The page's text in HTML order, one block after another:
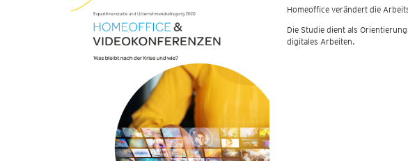
Homeoffice verändert die
Die Studie dient als
digitales Arbeiten.